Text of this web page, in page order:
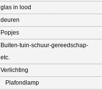
glas in lood
deuren
Popjes
Buiten-tuin-schuur-gereedschap-
etc.
Verlichting
Plafondlamp